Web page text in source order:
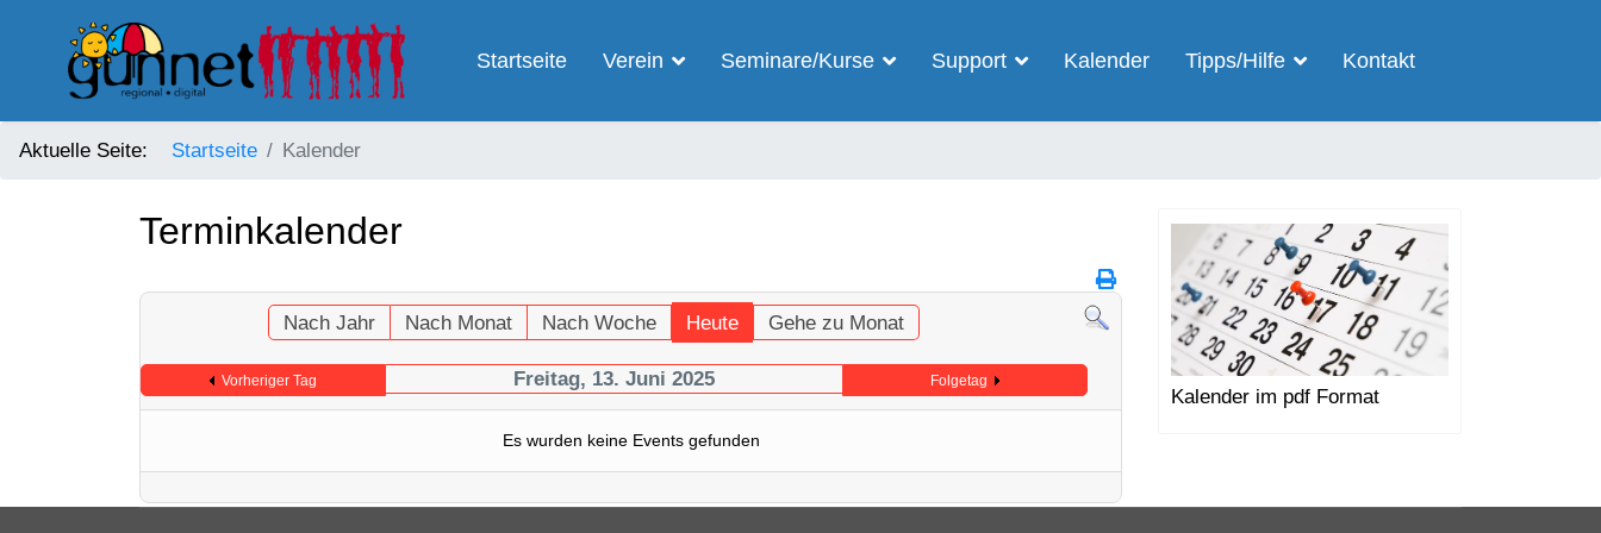
Startseite Verein Seminare/Kurse Support Kalender Tipps/Hilfe Kontakt
Aktuelle Seite: Startseite Kalender
Terminkalender
Nach Jahr Nach Monat Nach Woche Heute Gehe zu Monat
Vorheriger Tag Freitag, 13. Juni 2025 Folgetag
Es wurden keine Events gefunden
Kalender im pdf Format